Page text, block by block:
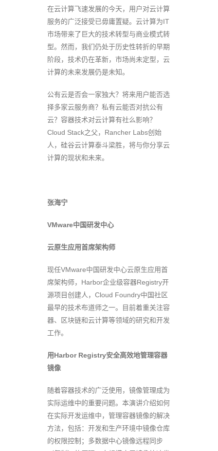
在云计算飞速发展的今天，用户对云计算
服务的广泛接受已毋庸置疑。云计算为IT
市场带来了巨大的技术转型与商业模式转
型。然而，我们仍处于历史性转折的早期
阶段，技术仍在革新，市场尚未定型，云
计算的未来发展仍是未知。
公有云是否会一家独大？将来用户能否选
择多家云服务商？私有云能否对抗公有
云？容器技术对云计算有社么影响？
Cloud Stack之父，Rancher Labs创始
人，硅谷云计算泰斗梁胜，将与你分享云
计算的现状和未来。
张海宁
VMware中国研发中心
云原生应用首席架构师
现任VMware中国研发中心云原生应用首
席架构师，Harbor企业级容器Registry开
源项目创建人，Cloud Foundry中国社区
最早的技术布道师之一。目前着重关注容
器、区块链和云计算等领域的研究和开发
工作。
用Harbor Registry安全高效地管理容器
镜像
随着容器技术的广泛使用，镜像管理成为
实际运维中的重要问题。本演讲介绍如何
在实际开发运维中，管理容器镜像的解决
方法，包括：开发和生产环境中镜像仓库
的权限控制；多数据中心镜像远程同步